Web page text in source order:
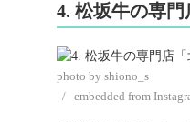
4. 松坂牛の専門
photo by shiono_s
/ embedded from